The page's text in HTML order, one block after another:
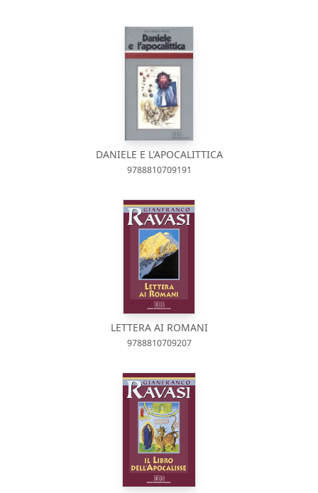
DANIELE E L'APOCALITTICA
9788810709191
LETTERA AI ROMANI
9788810709207